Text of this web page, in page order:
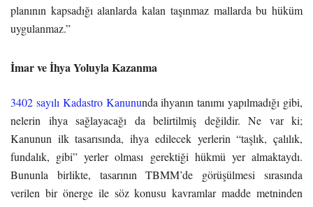
planının kapsadığı alanlarda kalan taşınmaz mallarda bu hüküm
uygulanmaz.”
İmar ve İhya Yoluyla Kazanma
3402 sayılı Kadastro Kanununda ihyanın tanımı yapılmadığı gibi,
nelerin ihya sağlayacağı da belirtilmiş değildir. Ne var ki;
Kanunun ilk tasarısında, ihya edilecek yerlerin “taşlık, çalılık,
fundalık, gibi” yerler olması gerektiği hükmü yer almaktaydı.
Bununla birlikte, tasarının TBMM’de görüşülmesi sırasında
verilen bir önerge ile söz konusu kavramlar madde metninden